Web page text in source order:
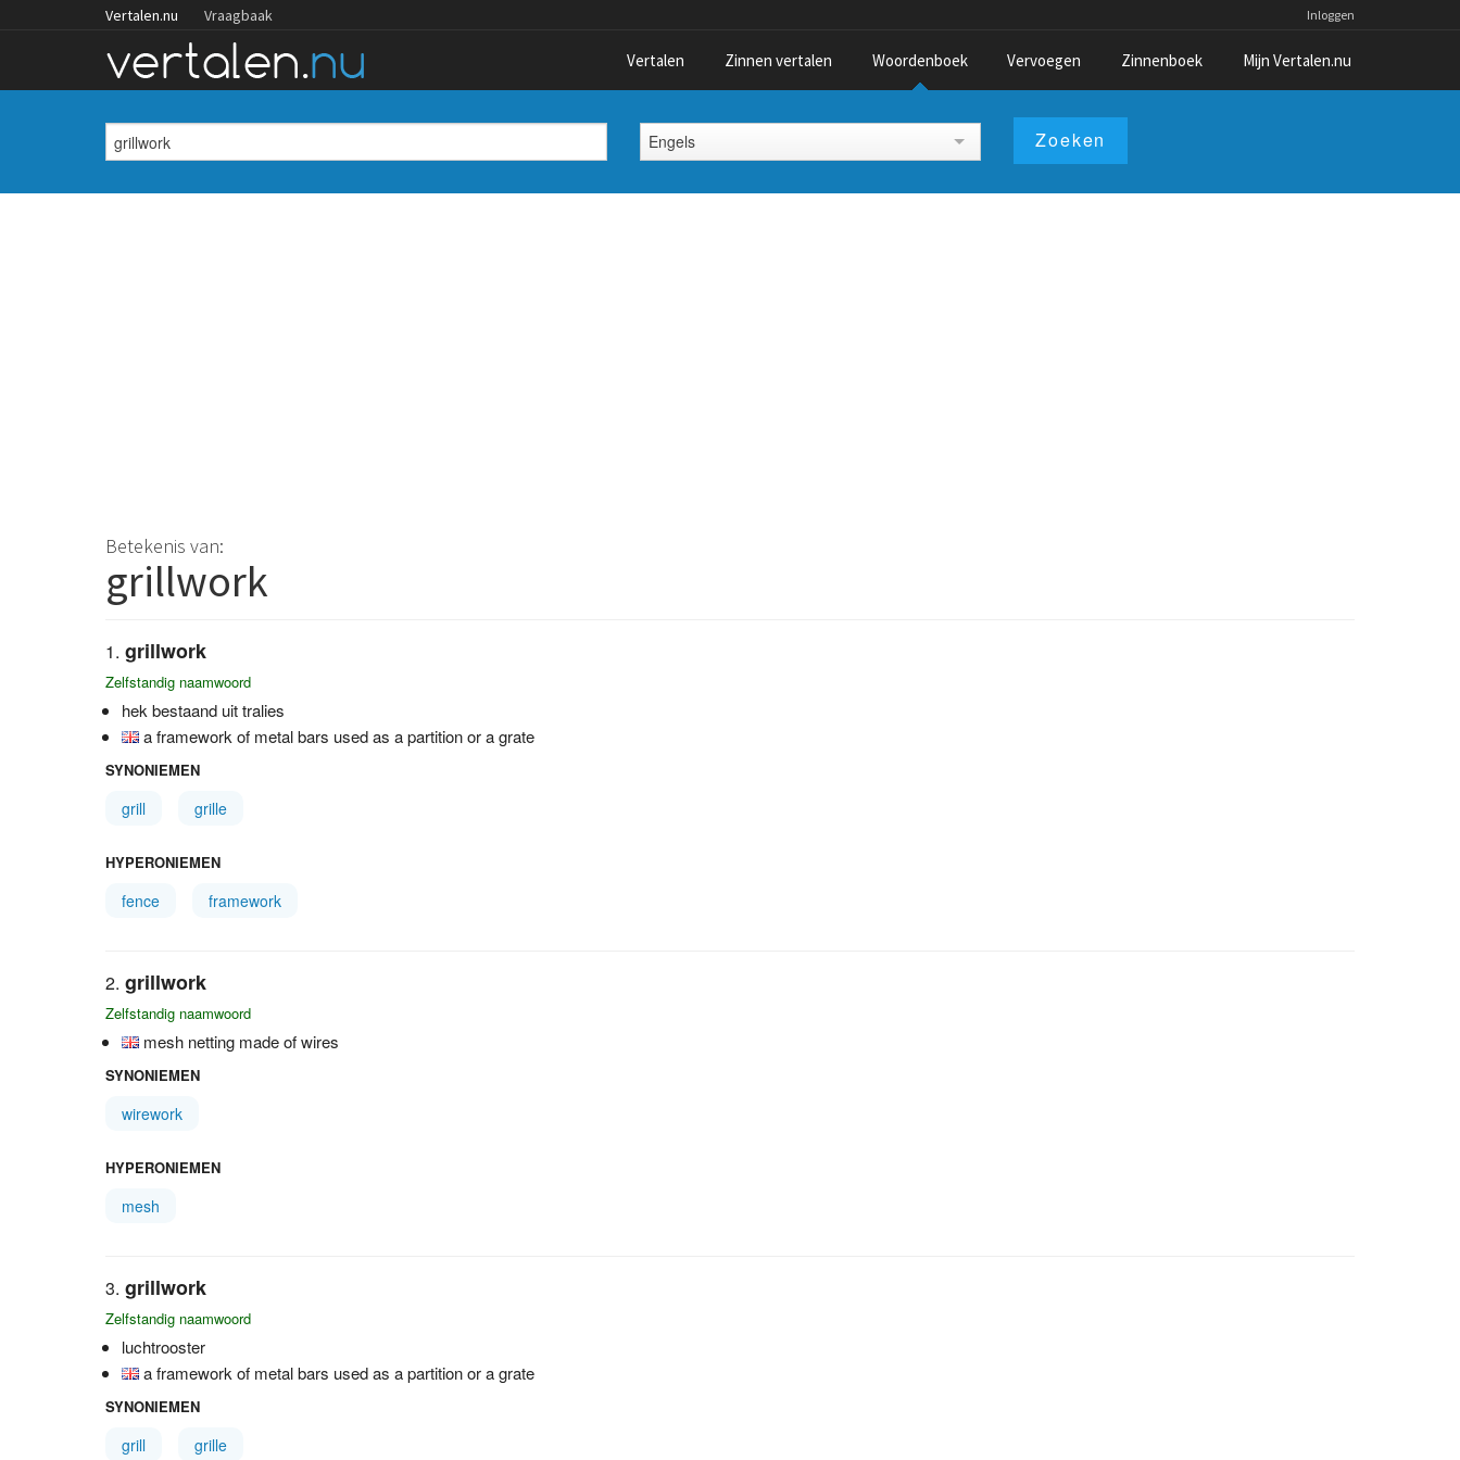
Vertalen.nu Vraagbaak Inloggen
Vertalen Zinnen vertalen Woordenboek Vervoegen Zinnenboek Mijn Vertalen.nu
Engels
Betekenis van:
grillwork
grillwork
Zelfstandig naamwoord
hek bestaand uit tralies
a framework of metal bars used as a partition or a grate
SYNONIEMEN
grill grille
HYPERONIEMEN
fence framework
grillwork
Zelfstandig naamwoord
mesh netting made of wires
SYNONIEMEN
wirework
HYPERONIEMEN
mesh
grillwork
Zelfstandig naamwoord
luchtrooster
a framework of metal bars used as a partition or a grate
SYNONIEMEN
grill grille